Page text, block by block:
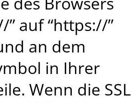
auf “https://”
an dem
in Ihrer
Wenn die